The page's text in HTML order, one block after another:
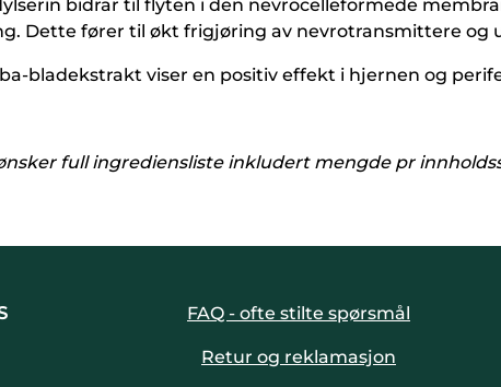
bidrar til flyten i den nevrocelleformede
Dette fører til økt frigjøring av nevrotransmittere og
bladekstrakt viser en positiv effekt i hjernen og
full ingrediensliste inkludert mengde pr
FAQ - ofte stilte spørsmål
Retur og reklamasjon